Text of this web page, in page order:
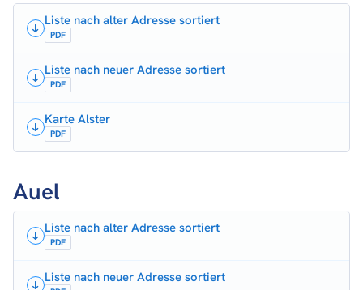
Liste nach alter Adresse sortiert
PDF
Liste nach neuer Adresse sortiert
PDF
Karte Alster
PDF
Auel
Liste nach alter Adresse sortiert
PDF
Liste nach neuer Adresse sortiert